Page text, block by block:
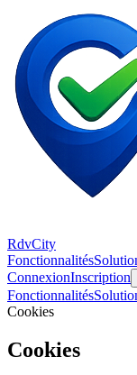
RdvCity
Fonctionnalités
ConnexionInscription
Fonctionnalités
Cookies
Cookies